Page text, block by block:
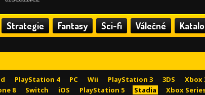
Strategie Fantasy Sci-fi Válečné
PlayStation 4 PC Wii PlayStation 3 3DS Xbox
8
Switch iOS PlayStation 5 Stadia Xbox